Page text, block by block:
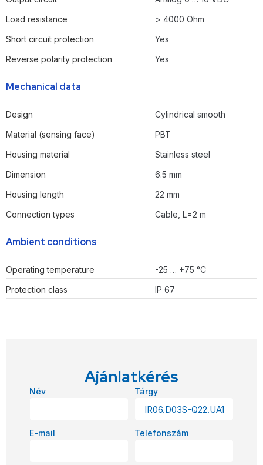
Load resistance
> 4000 Ohm
Short circuit protection
Yes
Reverse polarity protection
Yes
Mechanical data
Design
Cylindrical smooth
Material (sensing face)
PBT
Housing material
Stainless steel
Dimension
6.5 mm
Housing length
22 mm
Connection types
Cable, L=2 m
Ambient conditions
Operating temperature
-25 … +75 °C
Protection class
IP 67
Ajánlatkérés
Név Tárgy
E-mail Telefonszám